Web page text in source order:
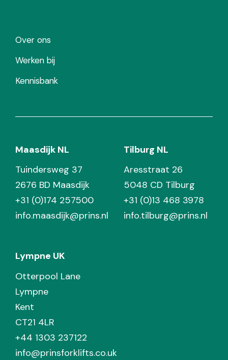
Over ons
Werken bij
Kennisbank
Maasdijk NL
Tuindersweg 37
2676 BD Maasdijk
+31 (0)174 257500
info.maasdijk@prins.nl
Tilburg NL
Aresstraat 26
5048 CD Tilburg
+31 (0)13 468 3978
info.tilburg@prins.nl
Lympne UK
Otterpool Lane
Lympne
Kent
CT21 4LR
+44 1303 237122
info@prinsforklifts.co.uk